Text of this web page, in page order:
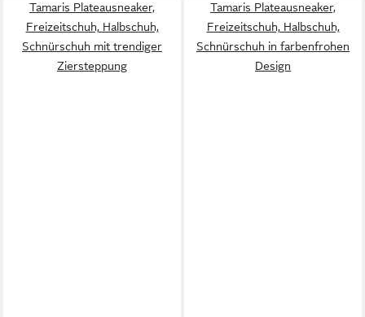
Tamaris Plateausneaker,
Freizeitschuh, Halbschuh,
Schnürschuh mit trendiger
Ziersteppung
Tamaris Plateausneaker,
Freizeitschuh, Halbschuh,
Schnürschuh in farbenfrohen
Design